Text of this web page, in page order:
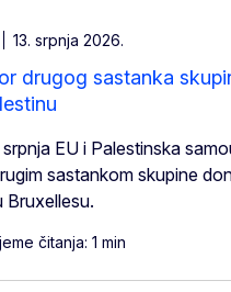
13. srpnja 2026.
drugog sastanka
EU i Palestinska
sastankom skupine
Bruxellesu.
čitanja: 1 min